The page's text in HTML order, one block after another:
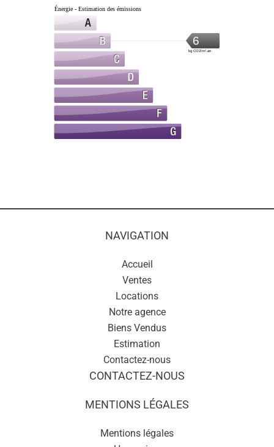
Énergie - Estimation des émissions
6
kg CO2/m².an
NAVIGATION
Accueil
Ventes
Locations
Notre agence
Biens Vendus
Estimation
Contactez-nous
CONTACTEZ-NOUS
MENTIONS LÉGALES
Mentions légales